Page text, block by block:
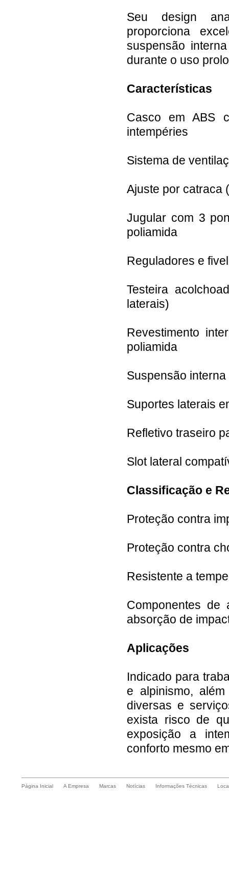
Seu design
proporciona
suspensão
durante o uso
Características
Casco em ABS
intempéries
Sistema de
Ajuste por catraca
Jugular com 3
poliamida
Reguladores e
Testeira
laterais)
Revestimento
poliamida
Suspensão
Suportes laterais
Refletivo traseiro
Slot lateral
Classificação e
Proteção contra
Proteção contra
Resistente a
Componentes de
absorção de
Aplicações
Indicado para
e alpinismo,
diversas e
exista risco de
exposição a
conforto mesmo
Página Inicial A Empresa Marcas Notícias Informações Técnicas